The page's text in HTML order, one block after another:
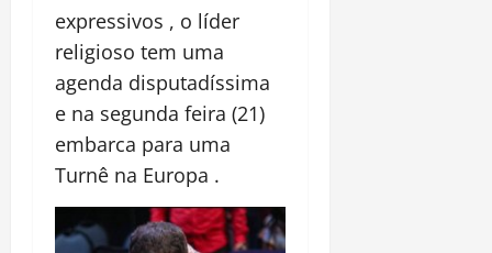
expressivos , o líder
religioso tem uma
agenda disputadíssima
e na segunda feira (21)
embarca para uma
Turnê na Europa .